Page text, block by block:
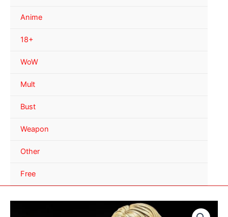
Anime
18+
WoW
Mult
Bust
Weapon
Other
Free